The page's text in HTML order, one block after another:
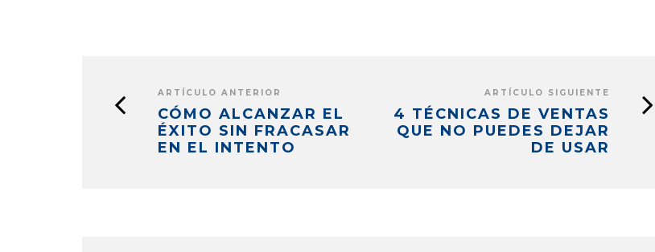
ARTÍCULO ANTERIOR
CÓMO ALCANZAR EL
ÉXITO SIN FRACASAR
EN EL INTENTO
ARTÍCULO SIGUIENTE
4 TÉCNICAS DE VENTAS
QUE NO PUEDES DEJAR
DE USAR